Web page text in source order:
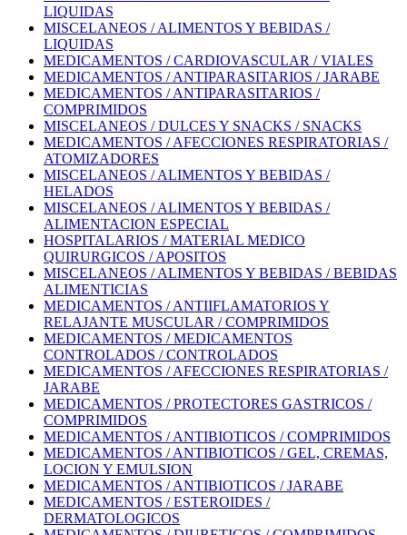
LIQUIDAS
MISCELANEOS / ALIMENTOS Y BEBIDAS /
LIQUIDAS
MEDICAMENTOS / CARDIOVASCULAR / VIALES
MEDICAMENTOS / ANTIPARASITARIOS / JARABE
MEDICAMENTOS / ANTIPARASITARIOS /
COMPRIMIDOS
MISCELANEOS / DULCES Y SNACKS / SNACKS
MEDICAMENTOS / AFECCIONES RESPIRATORIAS /
ATOMIZADORES
MISCELANEOS / ALIMENTOS Y BEBIDAS /
HELADOS
MISCELANEOS / ALIMENTOS Y BEBIDAS /
ALIMENTACION ESPECIAL
HOSPITALARIOS / MATERIAL MEDICO
QUIRURGICOS / APOSITOS
MISCELANEOS / ALIMENTOS Y BEBIDAS / BEBIDAS
ALIMENTICIAS
MEDICAMENTOS / ANTIIFLAMATORIOS Y
RELAJANTE MUSCULAR / COMPRIMIDOS
MEDICAMENTOS / MEDICAMENTOS
CONTROLADOS / CONTROLADOS
MEDICAMENTOS / AFECCIONES RESPIRATORIAS /
JARABE
MEDICAMENTOS / PROTECTORES GASTRICOS /
COMPRIMIDOS
MEDICAMENTOS / ANTIBIOTICOS / COMPRIMIDOS
MEDICAMENTOS / ANTIBIOTICOS / GEL, CREMAS,
LOCION Y EMULSION
MEDICAMENTOS / ANTIBIOTICOS / JARABE
MEDICAMENTOS / ESTEROIDES /
DERMATOLOGICOS